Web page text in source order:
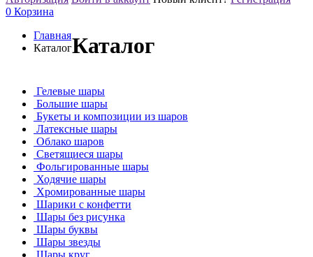
0 Корзина
Главная
КаталогКаталог
Гелевые шары
Большие шары
Букеты и композиции из шаров
Латексные шары
Облако шаров
Светящиеся шары
Фольгированные шары
Ходячие шары
Хромированные шары
Шарики с конфетти
Шары без рисунка
Шары буквы
Шары звезды
Шары круг